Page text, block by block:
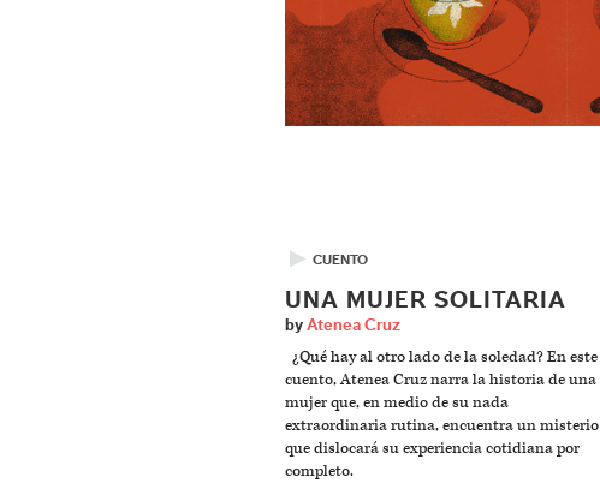
▶ CUENTO
UNA MUJER SOLITARIA
by Atenea Cruz
¿Qué hay al otro lado de la soledad? En este
cuento, Atenea Cruz narra la historia de una
mujer que, en medio de su nada
extraordinaria rutina, encuentra un misterio
que dislocará su experiencia cotidiana por
completo.